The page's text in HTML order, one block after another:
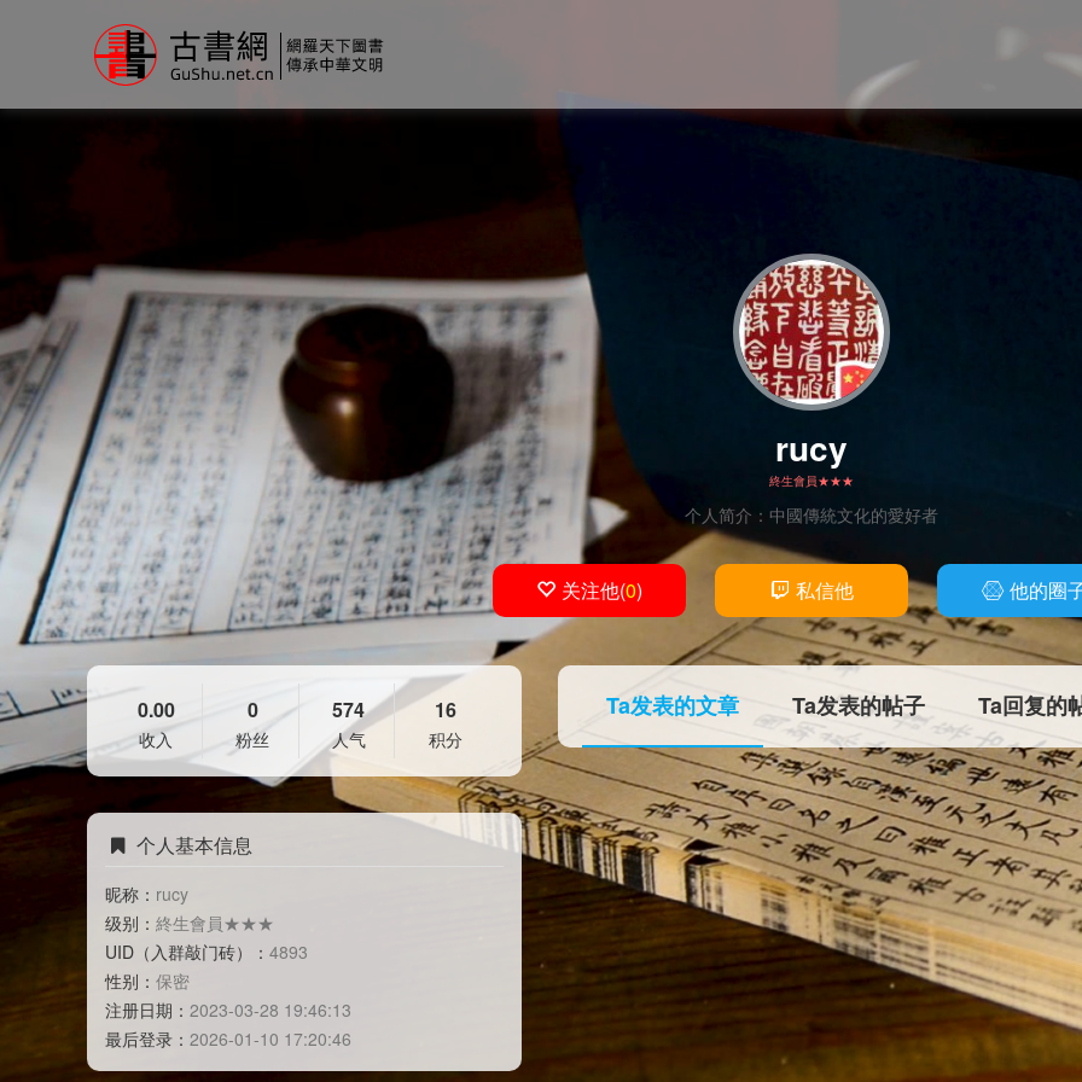
rucy
終生會員★★★
个人简介： 中國傳統文化的愛好者
关注他(0) 私信他 他的圈
0.00
收入
0
粉丝
574
人气
16
积分
个人基本信息
昵称： rucy
级别： 終生會員★★★
UID（入群敲门砖）： 4893
性别： 保密
注册日期： 2023-03-28 19:46:13
最后登录： 2026-01-10 17:20:46
Ta发表的文章 Ta发表的帖子 Ta回复的